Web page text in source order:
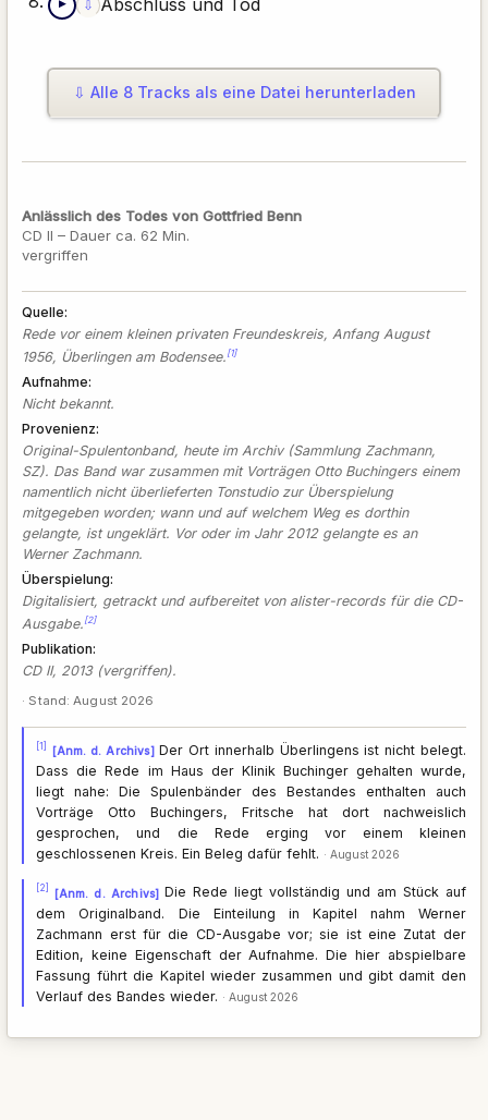
▶ ⇩ Abschluss und Tod
⇩ Alle 8 Tracks als eine Datei herunterladen
Anlässlich des Todes von Gottfried Benn
CD II – Dauer ca. 62 Min.
vergriffen
Quelle
Rede vor einem kleinen privaten Freundeskreis, Anfang August
1956, Überlingen am Bodensee. [1]
Aufnahme
Nicht bekannt.
Provenienz
Original-Spulentonband, heute im Archiv (Sammlung Zachmann,
SZ). Das Band war zusammen mit Vorträgen Otto Buchingers einem
namentlich nicht überlieferten Tonstudio zur Überspielung
mitgegeben worden; wann und auf welchem Weg es dorthin
gelangte, ist ungeklärt. Vor oder im Jahr 2012 gelangte es an
Werner Zachmann.
Überspielung
Digitalisiert, getrackt und aufbereitet von alister-records für die CD-
Ausgabe. [2]
Publikation
CD II, 2013 (vergriffen).
· Stand: August 2026
[1] [Anm. d. Archivs] Der Ort innerhalb Überlingens ist nicht belegt.
Dass die Rede im Haus der Klinik Buchinger gehalten wurde,
liegt nahe: Die Spulenbänder des Bestandes enthalten auch
Vorträge Otto Buchingers, Fritsche hat dort nachweislich
gesprochen, und die Rede erging vor einem kleinen
geschlossenen Kreis. Ein Beleg dafür fehlt.
August 2026
[2] [Anm. d. Archivs] Die Rede liegt vollständig und am Stück auf
dem Originalband. Die Einteilung in Kapitel nahm Werner
Zachmann erst für die CD-Ausgabe vor; sie ist eine Zutat der
Edition, keine Eigenschaft der Aufnahme. Die hier abspielbare
Fassung führt die Kapitel wieder zusammen und gibt damit den
Verlauf des Bandes wieder.
August 2026